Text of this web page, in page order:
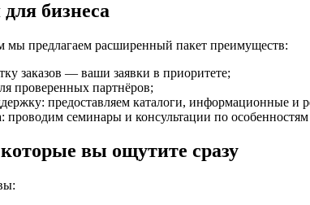
бизнеса
мы предлагаем расширенный пакет преимуществ:
заказов — ваши заявки в приоритете;
проверенных партнёров;
предоставляем каталоги, информационные и
проводим семинары и консультации по
вы ощутите сразу